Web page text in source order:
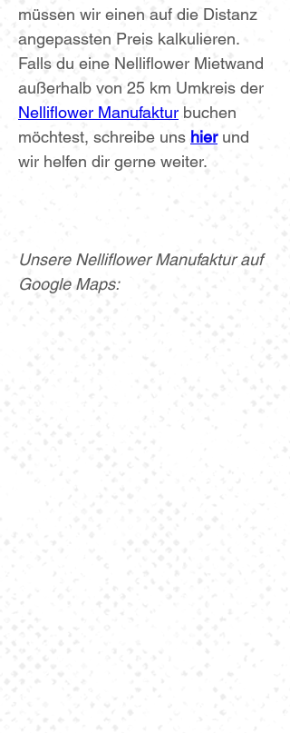
müssen wir einen auf die Distanz
angepassten Preis kalkulieren.
Falls du eine Nelliflower Mietwand
außerhalb von 25 km Umkreis der
Nelliflower Manufaktur buchen
möchtest, schreibe uns hier und
wir helfen dir gerne weiter.
Unsere Nelliflower Manufaktur auf
Google Maps: